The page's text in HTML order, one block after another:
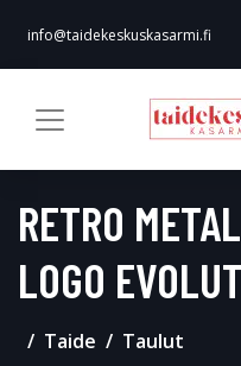
info@taidekeskuskasarmi.fi
RETRO
LOGO
Taide Taulut